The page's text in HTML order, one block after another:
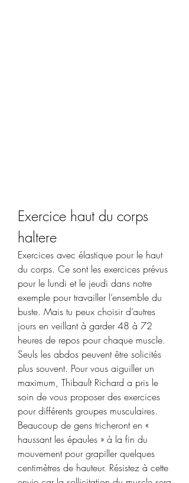
Exercice haut du corps
haltere
Exercices avec élastique pour le haut
du corps. Ce sont les exercices prévus
pour le lundi et le jeudi dans notre
exemple pour travailler l’ensemble du
buste. Mais tu peux choisir d’autres
jours en veillant à garder 48 à 72
heures de repos pour chaque muscle.
Seuls les abdos peuvent être solicités
plus souvent. Pour vous aiguiller un
maximum, Thibault Richard a pris le
soin de vous proposer des exercices
pour différents groupes musculaires.
Beaucoup de gens tricheront en «
haussant les épaules » à la fin du
mouvement pour grapiller quelques
centimètres de hauteur. Résistez à cette